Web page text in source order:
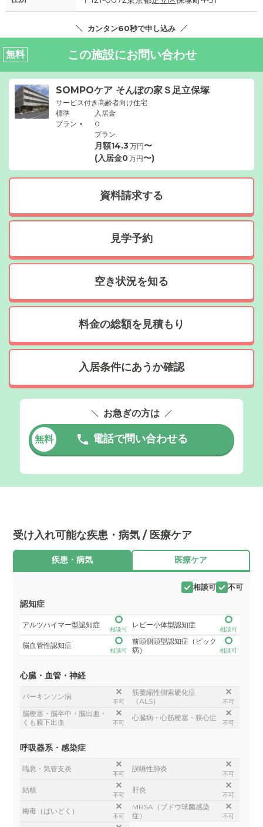
カンタン60秒で申し込み
無料 この施設にお問い合わせ
SOMPOケア そんぽの家Ｓ足立保塚
サービス付き高齢者向け住宅
標準
プラン -
入居金
0
プラン
月額14.3万円〜
(入居金0万円〜)
資料請求する
見学予約
空き状況を知る
料金の総額を見積もり
入居条件にあうか確認
お急ぎの方は
無料 電話で問い合わせる
受け入れ可能な疾患・病気 / 医療ケア
疾患・病気 医療ケア
相談可 不可
認知症
アルツハイマー型認知症
相談可
レビー小体型認知症
相談可
脳血管性認知症
相談可
前頭側頭型認知症（ピック
病）
相談可
心臓・血管・神経
パーキンソン病
不可
筋萎縮性側索硬化症
（ALS）
不可
脳梗塞・脳卒中・脳出血・
くも膜下出血
不可
心臓病・心筋梗塞・狭心症
不可
呼吸器系・感染症
喘息・気管支炎
不可
誤嚥性肺炎
不可
結核
不可
肝炎
不可
梅毒（ばいどく）
不可
MRSA（ブドウ球菌感染
症）
不可